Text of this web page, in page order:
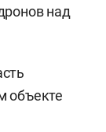
над
объекте